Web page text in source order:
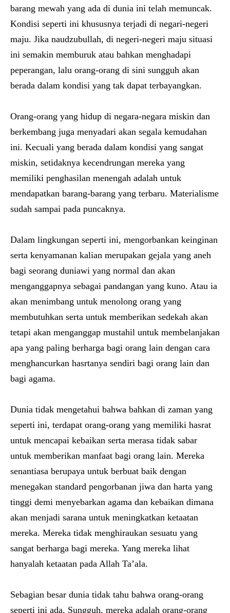
barang mewah yang ada di dunia ini telah memuncak.
Kondisi seperti ini khususnya terjadi di negari-negeri
maju. Jika naudzubullah, di negeri-negeri maju situasi
ini semakin memburuk atau bahkan menghadapi
peperangan, lalu orang-orang di sini sungguh akan
berada dalam kondisi yang tak dapat terbayangkan.
Orang-orang yang hidup di negara-negara miskin dan
berkembang juga menyadari akan segala kemudahan
ini. Kecuali yang berada dalam kondisi yang sangat
miskin, setidaknya kecendrungan mereka yang
memiliki penghasilan menengah adalah untuk
mendapatkan barang-barang yang terbaru. Materialisme
sudah sampai pada puncaknya.
Dalam lingkungan seperti ini, mengorbankan keinginan
serta kenyamanan kalian merupakan gejala yang aneh
bagi seorang duniawi yang normal dan akan
menganggapnya sebagai pandangan yang kuno. Atau ia
akan menimbang untuk menolong orang yang
membutuhkan serta untuk memberikan sedekah akan
tetapi akan menganggap mustahil untuk membelanjakan
apa yang paling berharga bagi orang lain dengan cara
menghancurkan hasrtanya sendiri bagi orang lain dan
bagi agama.
Dunia tidak mengetahui bahwa bahkan di zaman yang
seperti ini, terdapat orang-orang yang memiliki hasrat
untuk mencapai kebaikan serta merasa tidak sabar
untuk memberikan manfaat bagi orang lain. Mereka
senantiasa berupaya untuk berbuat baik dengan
menegakan standard pengorbanan jiwa dan harta yang
tinggi demi menyebarkan agama dan kebaikan dimana
akan menjadi sarana untuk meningkatkan ketaatan
mereka. Mereka tidak menghiraukan sesuatu yang
sangat berharga bagi mereka. Yang mereka lihat
hanyalah ketaatan pada Allah Ta’ala.
Sebagian besar dunia tidak tahu bahwa orang-orang
seperti ini ada. Sungguh, mereka adalah orang-orang